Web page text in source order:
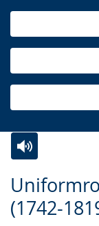
(1742-
Leichten
Sprache
Audio-
Unterstützung.
Video
in